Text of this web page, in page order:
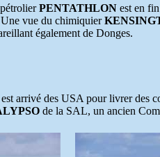
PENTATHLONest en fin
vue du chimiquier
également de Donges.
est arrivé des USA pour livrer des
de la SAL, un ancien